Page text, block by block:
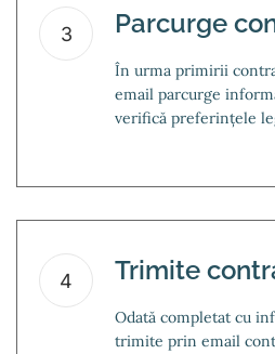
3 Parcurge
În urma primirii
email parcurge
verifică preferințele
4 Trimite
Odată completat cu
trimite prin email